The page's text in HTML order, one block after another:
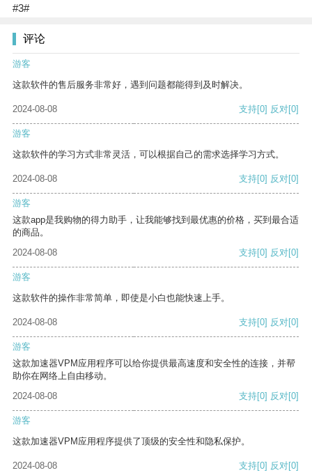
#3#
评论
游客
这款软件的售后服务非常好，遇到问题都能得到及时解决。
2024-08-08 支持[0] 反对[0]
游客
这款软件的学习方式非常灵活，可以根据自己的需求选择学习方式。
2024-08-08 支持[0] 反对[0]
游客
这款app是我购物的得力助手，让我能够找到最优惠的价格，买到最合适
的商品。
2024-08-08
支持[0] 反对[0]
游客
这款软件的操作非常简单，即使是小白也能快速上手。
2024-08-08 支持[0] 反对[0]
游客
这款加速器VPM应用程序可以给你提供最高速度和安全性的连接，并帮
助你在网络上自由移动。
2024-08-08
支持[0] 反对[0]
游客
这款加速器VPM应用程序提供了顶级的安全性和隐私保护。
2024-08-08 支持[0] 反对[0]